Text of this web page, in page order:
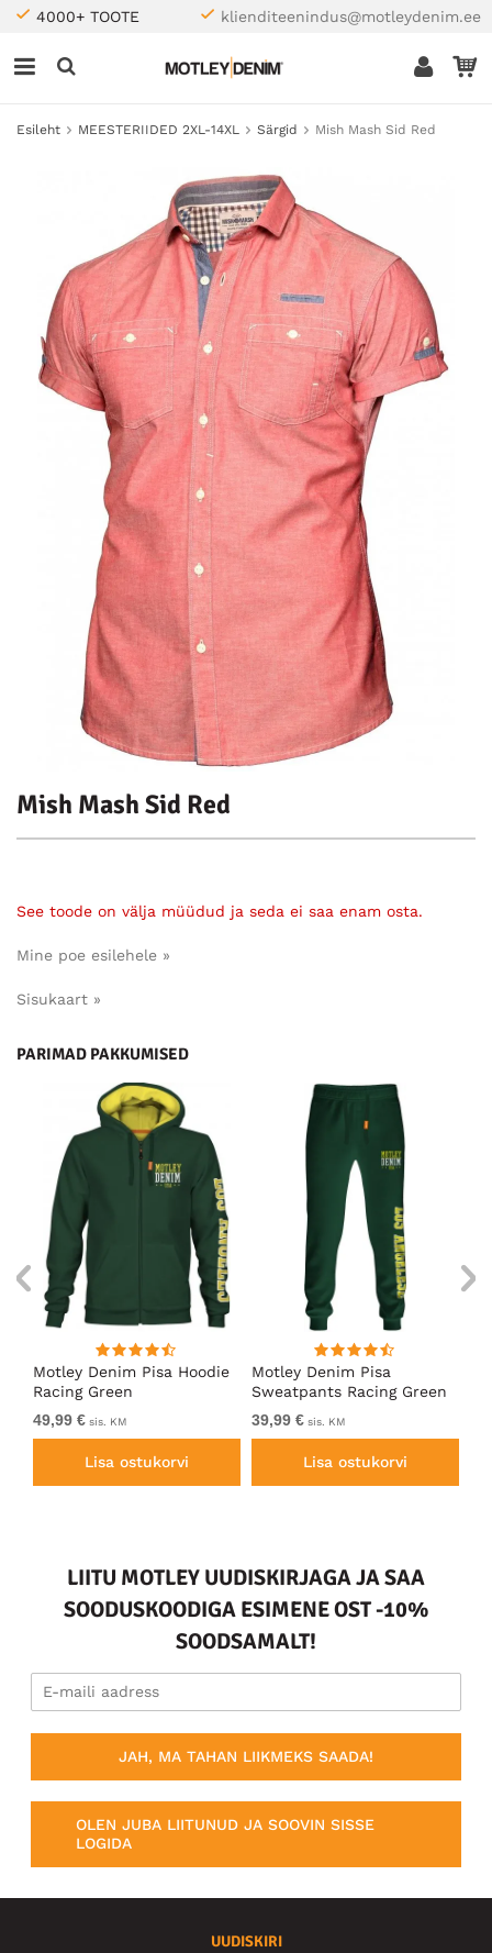
4000+ TOOTE klienditeenindus@motleydenim.ee
Esileht MEESTERIIDED 2XL-14XL Särgid Mish Mash Sid Red
Mish Mash Sid Red
See toode on välja müüdud ja seda ei saa enam osta.
Mine poe esilehele »
Sisukaart »
PARIMAD PAKKUMISED
Motley Denim Pisa Hoodie
Racing Green
49,99 € sis. KM
Lisa ostukorvi
Motley Denim Pisa
Sweatpants Racing Green
39,99 € sis. KM
Lisa ostukorvi
LIITU MOTLEY UUDISKIRJAGA JA SAA
SOODUSKOODIGA ESIMENE OST -10%
SOODSAMALT!
JAH, MA TAHAN LIIKMEKS SAADA!
OLEN JUBA LIITUNUD JA SOOVIN SISSE
LOGIDA
UUDISKIRI